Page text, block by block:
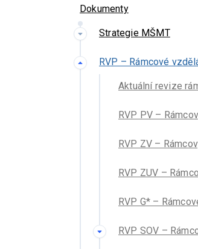
Dokumenty
Strategie MŠMT
RVP – Rámcové